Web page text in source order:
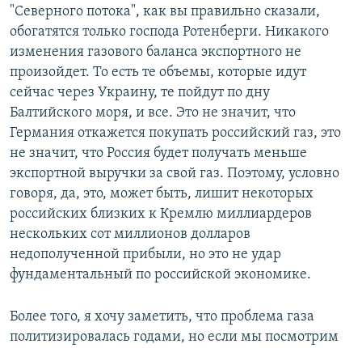
"Северного потока", как вы правильно сказали,
обогатятся только господа Ротенберги. Никакого
изменения газового баланса экспортного не
произойдет. То есть те объемы, которые идут
сейчас через Украину, те пойдут по дну
Балтийского моря, и все. Это не значит, что
Германия откажется покупать российский газ, это
не значит, что Россия будет получать меньше
экспортной выручки за свой газ. Поэтому, условно
говоря, да, это, может быть, лишит некоторых
российских близких к Кремлю миллиардеров
нескольких сот миллионов долларов
недополученной прибыли, но это не удар
фундаментальный по российской экономике.
Более того, я хочу заметить, что проблема газа
политизировалась годами, но если мы посмотрим